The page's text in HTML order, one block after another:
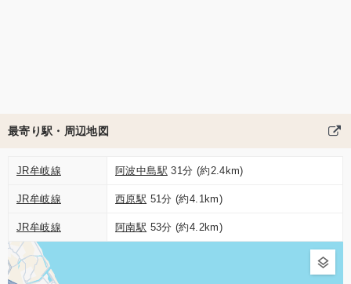
最寄り駅・周辺地図
JR牟岐線 阿波中島駅 31分 (約2.4km)
JR牟岐線 西原駅 51分 (約4.1km)
JR牟岐線 阿南駅 53分 (約4.2km)